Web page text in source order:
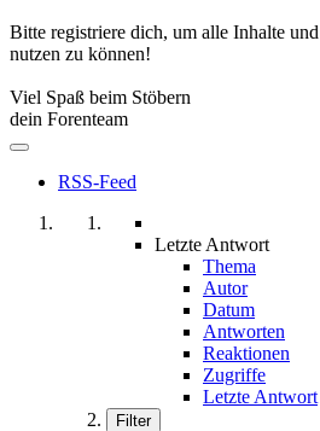
Bitte registriere dich, um alle Inhalte
nutzen zu können!
Viel Spaß beim Stöbern
dein Forenteam
RSS-Feed
Letzte Antwort
Thema
Autor
Datum
Antworten
Reaktionen
Zugriffe
Letzte Antwort
Filter